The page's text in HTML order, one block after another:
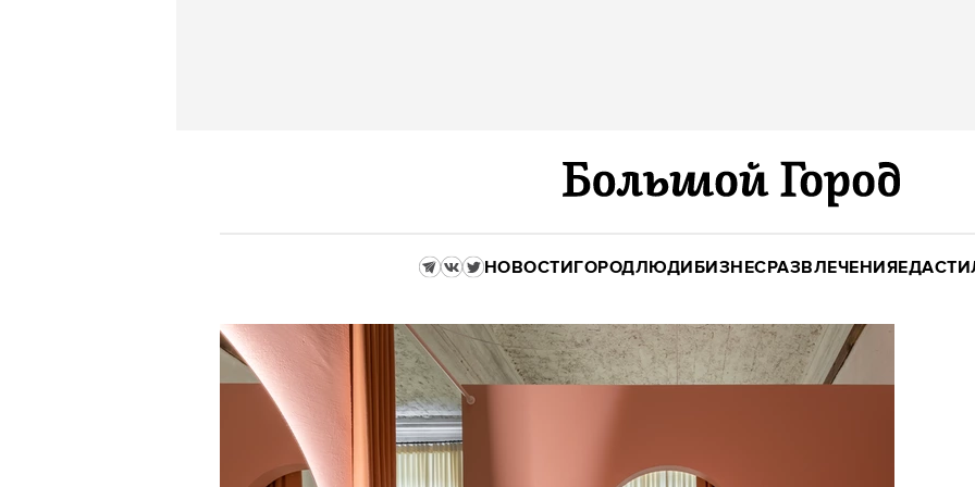
НОВОСТИГОРОДЛЮДИБИЗНЕСРАЗВЛЕЧЕНИЯЕДА